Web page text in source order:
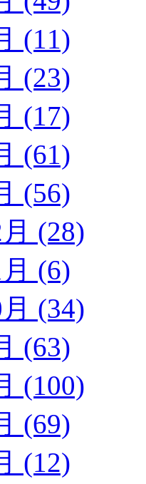
(11)
(23)
(17)
(61)
(56)
(28)
(6)
(34)
(63)
(100)
(69)
(12)